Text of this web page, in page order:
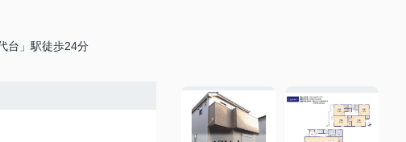
台」駅徒歩24分